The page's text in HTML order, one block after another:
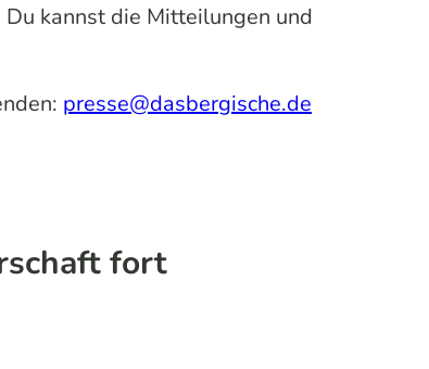
Du kannst die Mitteilungen und
presse@dasbergische.de
fort